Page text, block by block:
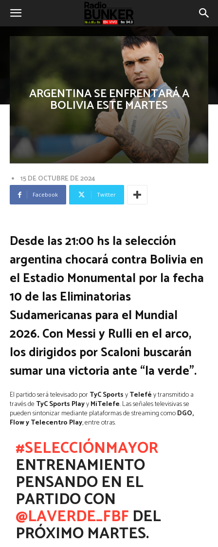
ARGENTINA SE ENFRENTARÁ A
BOLIVIA ESTE MARTES
15 DE OCTUBRE DE 2024
Facebook Twitter
Desde las 21:00 hs la selección
argentina chocará contra Bolivia en
el Estadio Monumental por la fecha
10 de las Eliminatorias
Sudamericanas para el Mundial
2026. Con Messi y Rulli en el arco,
los dirigidos por Scaloni buscarán
sumar una victoria ante “la verde”.
El partido será televisado porTyC SportsyTeleféy transmitido a
través de TyCSports PlayyMiTelefe. Las señales televisivas se
pueden sintonizar mediante plataformas de streaming comoDGO,
Flow y Telecentro Play, entre otras.
#SELECCIÓNMAYOR
ENTRENAMIENTO
PENSANDO EN EL
PARTIDO CON
@LAVERDE_FBF DEL
PRÓXIMO MARTES.